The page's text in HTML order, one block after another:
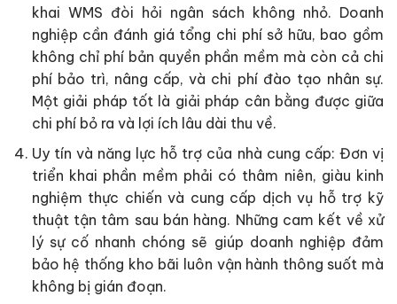
khai WMS đòi hỏi ngân sách không nhỏ. Doanh
nghiệp cần đánh giá tổng chi phí sở hữu, bao gồm
không chỉ phí bản quyền phần mềm mà còn cả chi
phí bảo trì, nâng cấp, và chi phí đào tạo nhân sự.
Một giải pháp tốt là giải pháp cân bằng được giữa
chi phí bỏ ra và lợi ích lâu dài thu về.
Uy tín và năng lực hỗ trợ của nhà cung cấp: Đơn vị
triển khai phần mềm phải có thâm niên, giàu kinh
nghiệm thực chiến và cung cấp dịch vụ hỗ trợ kỹ
thuật tận tâm sau bán hàng. Những cam kết về xử
lý sự cố nhanh chóng sẽ giúp doanh nghiệp đảm
bảo hệ thống kho bãi luôn vận hành thông suốt mà
không bị gián đoạn.